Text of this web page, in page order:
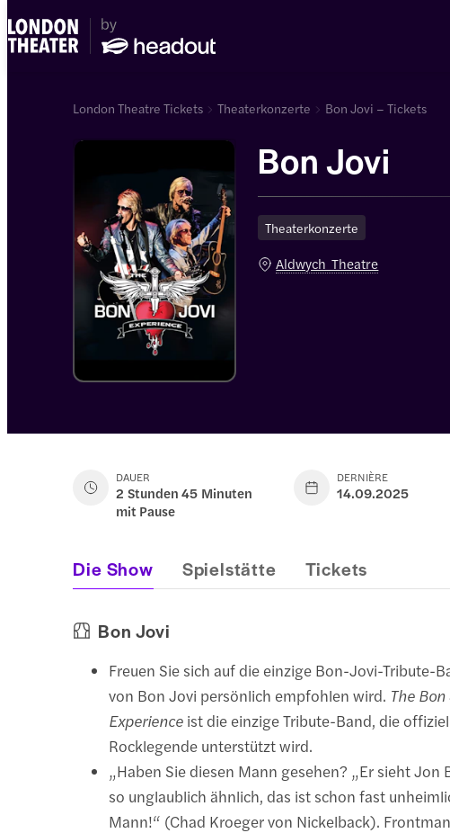
London Theatre Tickets Theaterkonzerte Bon Jovi – Tickets
Bon Jovi
Theaterkonzerte
Aldwych Theatre
DAUER
2 Stunden 45 Minuten
mit Pause
DERNIÈRE
14.09.2025
Die Show Spielstätte Tickets
Bon Jovi
Freuen Sie sich auf die einzige Bon-Jovi-Tribute-
von Bon Jovi persönlich empfohlen wird. The
Experience ist die einzige Tribute-Band, die
Rocklegende unterstützt wird.
„Haben Sie diesen Mann gesehen? „Er sieht Jon
so unglaublich ähnlich, das ist schon fast
Mann!“ (Chad Kroeger von Nickelback).